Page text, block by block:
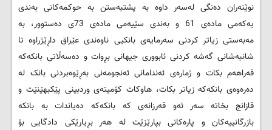
نوێنه‌ران ده‌نگی له‌سه‌ر داوه‌ به‌ پشتبه‌ستن به‌ حوكمه‌كانی به‌ندی
یه‌كه‌می ماده‌ی 61 و به‌ندی سێیه‌می ماده‌ی 73ی ده‌ستوور، به
‌مه‌به‌ستی زیاتر كردنی سه‌رمایه‌ی بانكیی ناوه‌ندی عێراق داڕێژراوه‌ تا
شانبه‌شانی گه‌شه ‌كردنی ئابووری جیهانی بڕوات و ده‌سه‌ڵاتی بانكه‌كه‌
فه‌راهه‌م بكات و ژماره‌ی ئه‌ندامانی ئه‌نجومه‌نی به‌ڕێوه‌بردنی بانک له
‌ده‌ره‌وه‌ی بانكه‌كه‌ زیاتر بكات، هاوكات كۆمیته‌ی وردبینی پێكبهێنێت و
قازانج بخاته‌ سه‌ر ئه‌و قه‌رزانه‌ی كه‌ بانكه‌كه‌ ده‌یاندات به‌ بانكه‌
بازرگانییه‌كان و پاره‌كانی بپارێزێت له ‌هه‌ر بڕیارێكی دادگایی بۆ